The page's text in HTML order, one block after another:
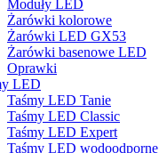
Moduły LED
Żarówki kolorowe
Żarówki LED GX53
Żarówki basenowe LED
Oprawki
LED
Taśmy LED Tanie
Taśmy LED Classic
Taśmy LED Expert
Taśmy LED wodoodporne